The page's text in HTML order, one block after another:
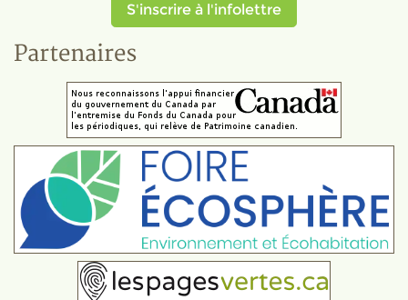
S'inscrire à l'infolettre
Partenaires